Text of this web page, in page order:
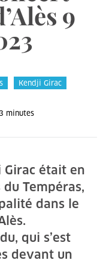
9
Kendji Girac
3 minutes
était en
Tempéras,
dans le
qui s’est
devant un